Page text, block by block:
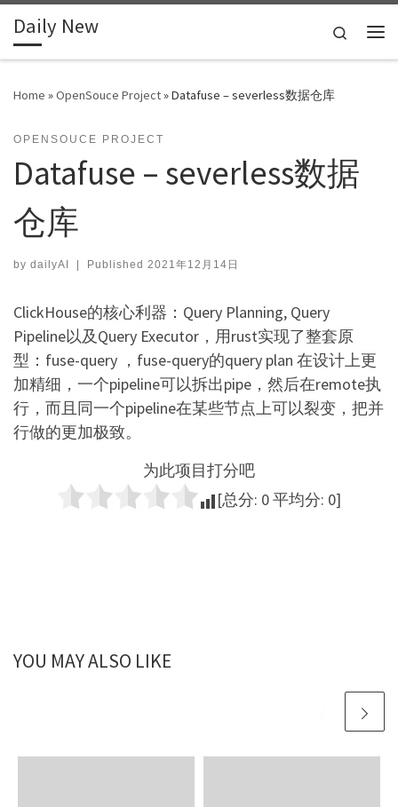
Skip to content
Daily New
Search
Home »OpenSouce Project»Datafuse – severless数据仓库
OPENSOUCE PROJECT
Datafuse – severless数据
仓库
by dailyAI | Published 2021年12月14日
ClickHouse的核心利器：Query Planning, Query
Pipeline以及Query Executor，用rust实现了整套原
型：fuse-query ，fuse-query的query plan 在设计上更
加精细，一个pipeline可以拆出pipe，然后在remote执
行，而且同一个pipeline在某些节点上可以裂变，把并
行做的更加极致。
为此项目打分吧
[总分: 0平均分: 0]
YOU MAY ALSO LIKE